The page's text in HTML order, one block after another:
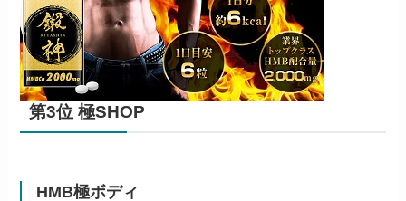
第3位 極SHOP
HMB極ボディ